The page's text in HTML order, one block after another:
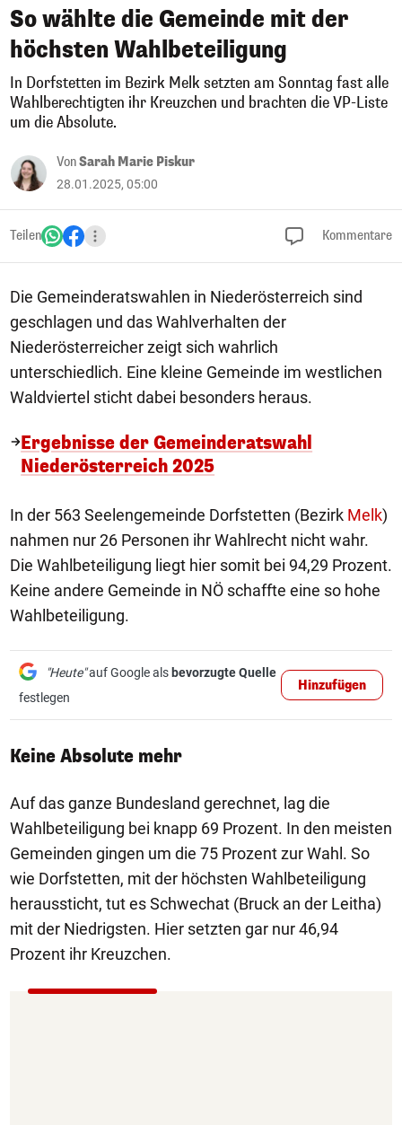
So wählte die Gemeinde mit der
höchsten Wahlbeteiligung
In Dorfstetten im Bezirk Melk setzten am Sonntag fast alle
Wahlberechtigten ihr Kreuzchen und brachten die VP-Liste
um die Absolute.
VonSarah Marie Piskur
28.01.2025, 05:00
Teilen Kommentare
Die Gemeinderatswahlen in Niederösterreich sind
geschlagen und das Wahlverhalten der
Niederösterreicher zeigt sich wahrlich
unterschiedlich. Eine kleine Gemeinde im westlichen
Waldviertel sticht dabei besonders heraus.
Ergebnisse der Gemeinderatswahl
Niederösterreich 2025
In der 563 Seelengemeinde Dorfstetten (Bezirk Melk)
nahmen nur 26 Personen ihr Wahlrecht nicht wahr.
Die Wahlbeteiligung liegt hier somit bei 94,29 Prozent.
Keine andere Gemeinde in NÖ schaffte eine so hohe
Wahlbeteiligung.
"Heute"auf Google als bevorzugte Quelle
festlegen
Hinzufügen
Keine Absolute mehr
Auf das ganze Bundesland gerechnet, lag die
Wahlbeteiligung bei knapp 69 Prozent. In den meisten
Gemeinden gingen um die 75 Prozent zur Wahl. So
wie Dorfstetten, mit der höchsten Wahlbeteiligung
heraussticht, tut es Schwechat (Bruck an der Leitha)
mit der Niedrigsten. Hier setzten gar nur 46,94
Prozent ihr Kreuzchen.